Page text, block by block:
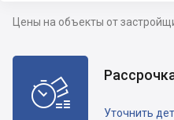
Цены на объекты от

Уточнить